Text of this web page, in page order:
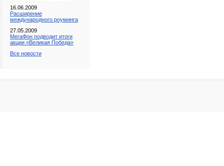
16.06.2009
Расширение
международного роуминга
27.05.2009
МегаФон подводит итоги
акции «Великая Победа»
Все новости